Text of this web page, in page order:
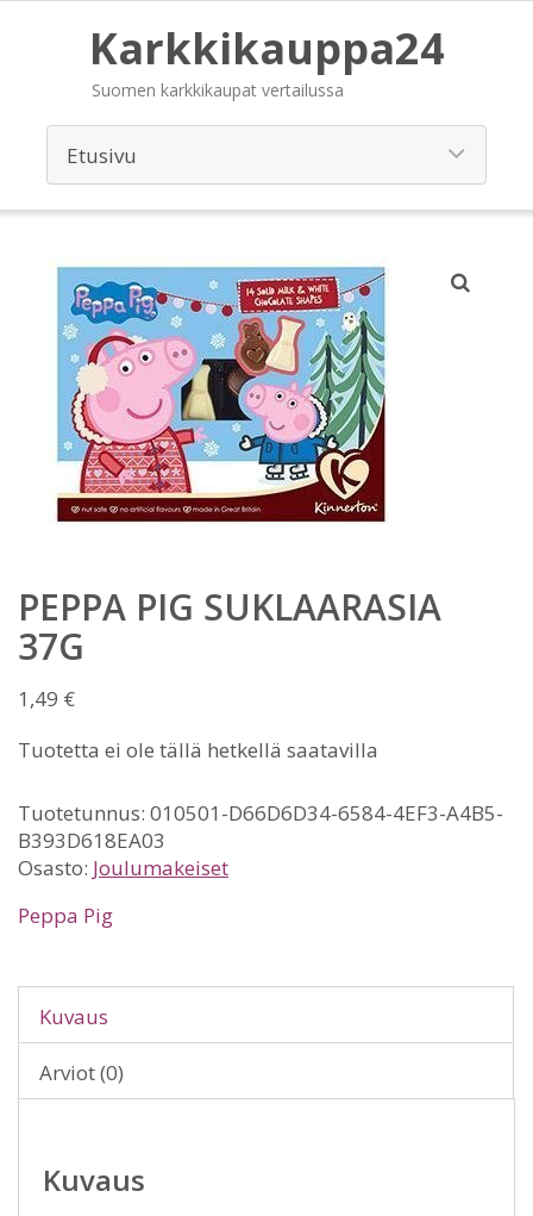
Karkkikauppa24
Suomen karkkikaupat vertailussa
PEPPA PIG SUKLAARASIA
37G
1,49 €
Tuotetta ei ole tällä hetkellä saatavilla
Tuotetunnus: 010501-D66D6D34-6584-4EF3-A4B5-
B393D618EA03
Osasto: Joulumakeiset
Peppa Pig
Kuvaus
Arviot (0)
Kuvaus